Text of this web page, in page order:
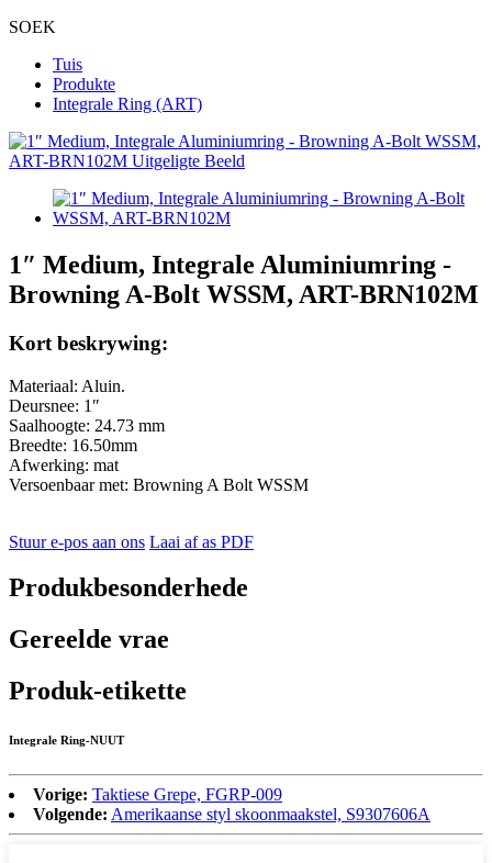
SOEK
Tuis
Produkte
Integrale Ring (ART)
1″ Medium, Integrale Aluminiumring -
Browning A-Bolt WSSM, ART-BRN102M
Kort beskrywing:
Materiaal: Aluin.
Deursnee: 1″
Saalhoogte: 24.73 mm
Breedte: 16.50mm
Afwerking: mat
Versoenbaar met: Browning A Bolt WSSM
Stuur e-pos aan ons Laai af as PDF
Produkbesonderhede
Gereelde vrae
Produk-etikette
Integrale Ring-NUUT
Vorige: Taktiese Grepe, FGRP-009
Volgende: Amerikaanse styl skoonmaakstel, S9307606A